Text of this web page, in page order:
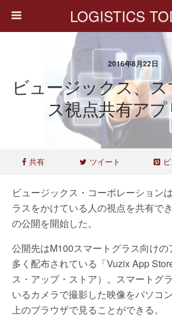
LOGISTICS
2016年8月22日
ビュージックス、
ス視点共有ア
共有 ツイート
ビュージックス・コーポレーション
ラスをかけている人の視点を共有で
の公開を開始した。
公開先はM100スマートグラス向け
多く配布されている「Vuzix App
ス・アップ・ストア）。スマートグ
いるカメラで撮影した映像をパソコ
上のブラウザで見ることができる。